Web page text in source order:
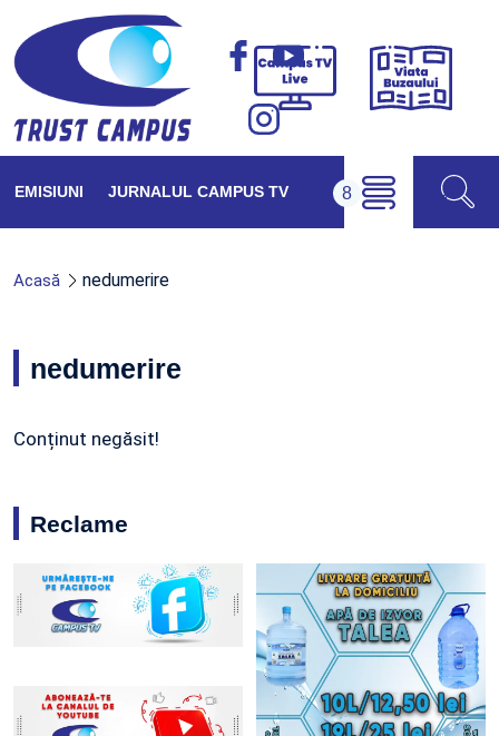
Campus
Viața
EMISIUNI JURNALUL CAMPUS TV
Acasă nedumerire
nedumerire
Conținut negăsit!
Reclame